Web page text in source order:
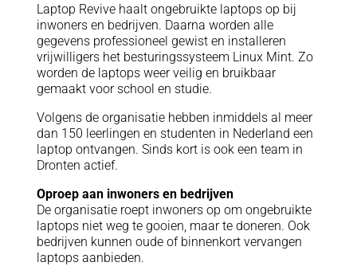
Laptop Revive haalt ongebruikte laptops op bij
inwoners en bedrijven. Daarna worden alle
gegevens professioneel gewist en installeren
vrijwilligers het besturingssysteem Linux Mint. Zo
worden de laptops weer veilig en bruikbaar
gemaakt voor school en studie.
Volgens de organisatie hebben inmiddels al meer
dan 150 leerlingen en studenten in Nederland een
laptop ontvangen. Sinds kort is ook een team in
Dronten actief.
Oproep aan inwoners en bedrijven
De organisatie roept inwoners op om ongebruikte
laptops niet weg te gooien, maar te doneren. Ook
bedrijven kunnen oude of binnenkort vervangen
laptops aanbieden.